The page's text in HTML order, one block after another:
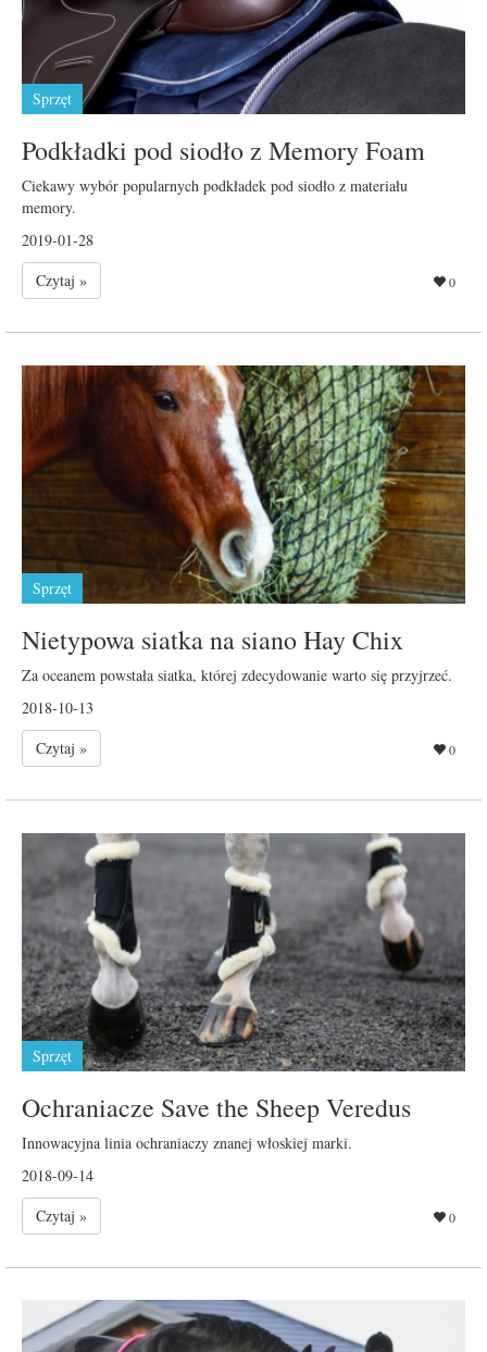
Sprzęt
Podkładki pod siodło z Memory Foam
Ciekawy wybór popularnych podkładek pod siodło z materiału
memory.
2019-01-28
Czytaj »
0
Sprzęt
Nietypowa siatka na siano Hay Chix
Za oceanem powstała siatka, której zdecydowanie warto się przyjrzeć.
2018-10-13
Czytaj »
0
Sprzęt
Ochraniacze Save the Sheep Veredus
Innowacyjna linia ochraniaczy znanej włoskiej marki.
2018-09-14
Czytaj »
0